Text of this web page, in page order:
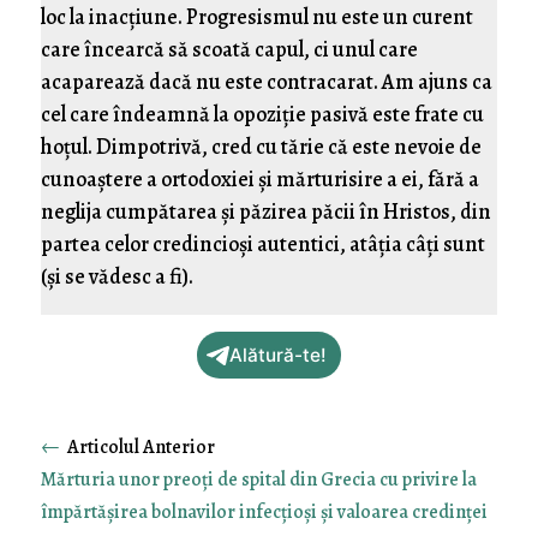
loc la inacțiune. Progresismul nu este un curent
care încearcă să scoată capul, ci unul care
acaparează dacă nu este contracarat. Am ajuns ca
cel care îndeamnă la opoziție pasivă este frate cu
hoțul. Dimpotrivă, cred cu tărie că este nevoie de
cunoaștere a ortodoxiei și mărturisire a ei, fără a
neglija cumpătarea și păzirea păcii în Hristos, din
partea celor credincioși autentici, atâția câți sunt
(și se vădesc a fi).
Alătură-te!
←
Mărturia unor preoți de spital din Grecia cu privire la
împărtășirea bolnavilor infecțioși și valoarea credinței